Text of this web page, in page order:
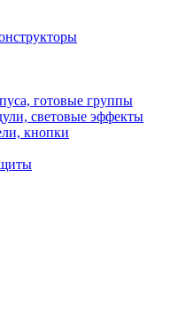
готовые группы
световые эффекты
кнопки